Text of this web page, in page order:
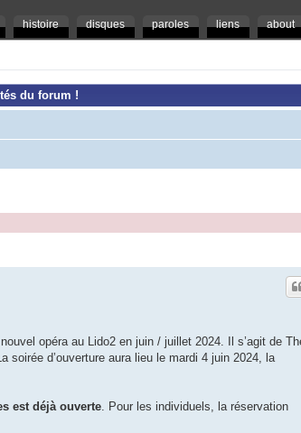
histoire disques paroles liens about
du forum !
opéra au Lido2 en juin / juillet 2024. Il s’agit de
soirée d’ouverture aura lieu le mardi 4 juin 2024, la
est déjà ouverte. Pour les individuels, la réservation